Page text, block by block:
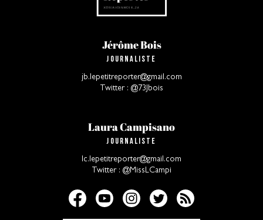
Jérôme Bois
Journaliste
jb.lepetitreporter@gmail.com
Twitter : @73Jbois
Laura Campisano
Journaliste
lc.lepetitreporter@gmail.com
Twitter : @MissLCampi